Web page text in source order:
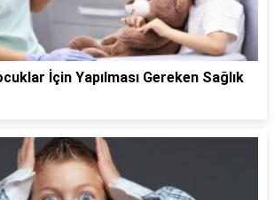
İçin Yapılması Gereken Sağlık